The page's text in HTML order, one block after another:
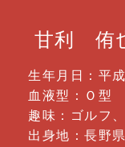
甘利 侑
生年月日：平
血液型：Ｏ型
趣味：ゴルフ
出身地：長野